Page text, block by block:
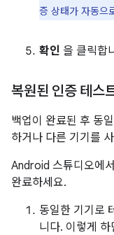
증 상태가 자동으
확인 을 클릭합
복원된 인증 테스
백업이 완료된 후 동
하거나 다른 기기를
Android 스튜디오에
완료하세요.
동일한 기기로
니다. 이렇게